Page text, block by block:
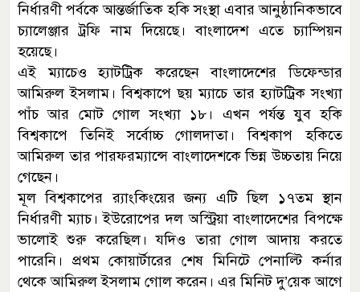
নির্ধারণী পর্বকে আন্তর্জাতিক হকি সংস্থা এবার আনুষ্ঠানিকভাবে
চ্যালেঞ্জার ট্রফি নাম দিয়েছে। বাংলাদেশ এতে চ্যাম্পিয়ন
হয়েছে।
এই ম্যাচেও হ্যাটট্রিক করেছেন বাংলাদেশের ডিফেন্ডার
আমিরুল ইসলাম। বিশ্বকাপে ছয় ম্যাচে তার হ্যাটট্রিক সংখ্যা
পাঁচ আর মোট গোল সংখ্যা ১৮। এখন পর্যন্ত যুব হকি
বিশ্বকাপে তিনিই সর্বোচ্চ গোলদাতা। বিশ্বকাপ হকিতে
আমিরুল তার পারফরম্যান্সে বাংলাদেশকে ভিন্ন উচ্চতায় নিয়ে
গেছেন।
মূল বিশ্বকাপের র‌্যাংকিংয়ের জন্য এটি ছিল ১৭তম স্থান
নির্ধারণী ম্যাচ। ইউরোপের দল অস্ট্রিয়া বাংলাদেশের বিপক্ষে
ভালোই শুরু করেছিল। যদিও তারা গোল আদায় করতে
পারেনি। প্রথম কোয়ার্টারের শেষ মিনিটে পেনাল্টি কর্নার
থেকে আমিরুল ইসলাম গোল করেন। এর মিনিট দু’য়েক আগে